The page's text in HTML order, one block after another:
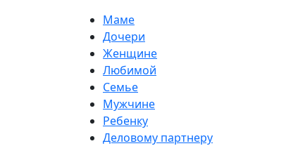
Маме
Дочери
Женщине
Любимой
Семье
Мужчине
Ребенку
Деловому партнеру